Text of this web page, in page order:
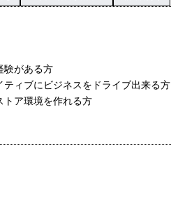
験がある方
ィブにビジネスをドライブ出来る方
ア環境を作れる方